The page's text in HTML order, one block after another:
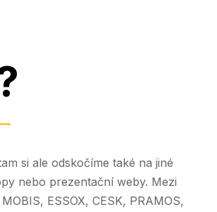
si ale odskočíme také na jiné
nebo prezentační weby. Mezi
ESSOX, CESK, PRAMOS,